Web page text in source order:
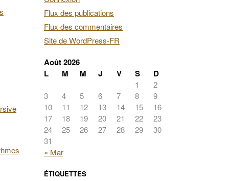
Flux des publications
Flux des commentaires
Site de WordPress-FR
Août 2026
L
M M J V S D
1
2
3
4 5 6 7 8
9
10
11 12 13 14 15
16
17
18 19 20 21 22
23
24
25 26 27 28 29
30
31
« Mar
ÉTIQUETTES